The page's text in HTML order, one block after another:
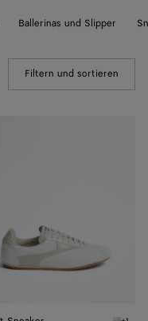
Ballerinas und Slipper
Filtern und sortieren